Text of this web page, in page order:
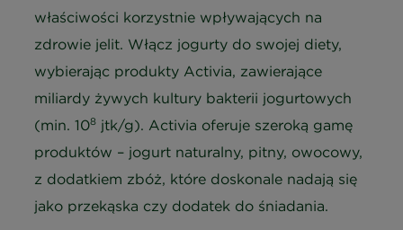
właściwości korzystnie wpływających na
zdrowie jelit. Włącz jogurty do swojej diety,
wybierając produkty Activia, zawierające
miliardy żywych kultury bakterii jogurtowych
(min. 108 jtk/g). Activia oferuje szeroką gamę
produktów – jogurt naturalny, pitny, owocowy,
z dodatkiem zbóż, które doskonale nadają się
jako przekąska czy dodatek do śniadania.